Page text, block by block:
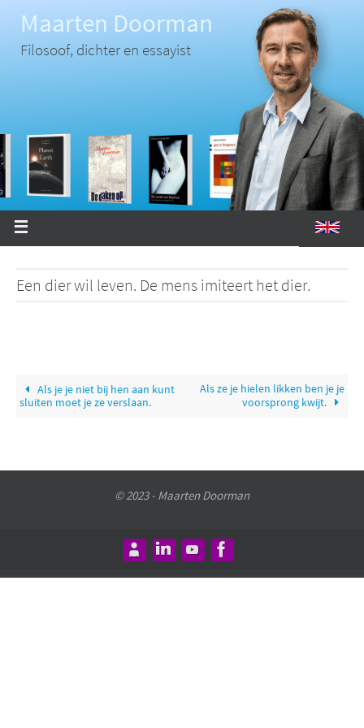
inhoud
Maarten Doorman
Filosoof, dichter en essayist
Een dier wil leven. De mens imiteert het dier.
Als je je niet bij hen aan kunt
sluiten moet je ze verslaan.
Als ze je hielen likken ben je je
voorsprong kwijt.
© 2023 - Maarten Doorman